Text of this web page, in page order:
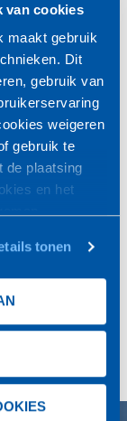
van cookies
maakt gebruik
Dit
gebruik van
weigeren
gebruik te
de plaatsing
en het
tonen
we je graag naar